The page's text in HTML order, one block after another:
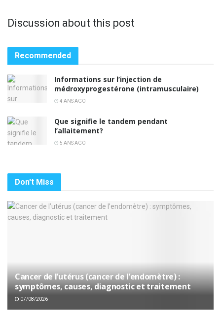
Discussion about this post
Recommended
Informations sur l’injection de
médroxyprogestérone (intramusculaire)
4 ANS AGO
Que signifie le tandem pendant
l’allaitement?
5 ANS AGO
Don't Miss
Cancer de l’utérus (cancer de l’endomètre) :
symptômes, causes, diagnostic et traitement
07/08/2026